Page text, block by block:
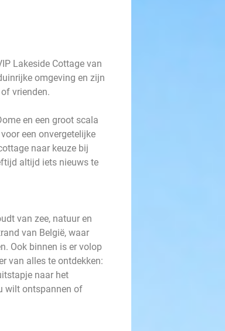
Lakeside Cottage van
omgeving en zijn
vrienden.
en een groot scala
een onvergetelijke
naar keuze bij
altijd iets nieuws te
van zee, natuur en
van België, waar
Ook binnen is er volop
van alles te ontdekken:
naar het
wilt ontspannen of